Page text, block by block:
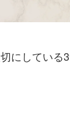
にしている